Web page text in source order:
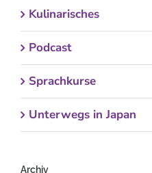
Kulinarisches
Podcast
Sprachkurse
Unterwegs in Japan
Archiv